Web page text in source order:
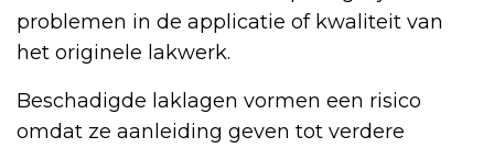
problemen in de applicatie of kwaliteit van
het originele lakwerk.
Beschadigde laklagen vormen een risico
omdat ze aanleiding geven tot verdere